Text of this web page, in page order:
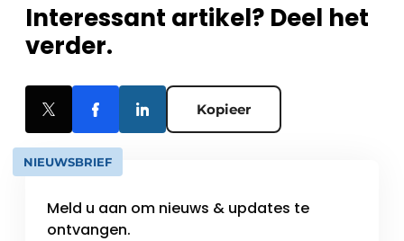
Interessant artikel? Deel het
verder.
Kopieer
NIEUWSBRIEF
Meld u aan om nieuws & updates te
ontvangen.